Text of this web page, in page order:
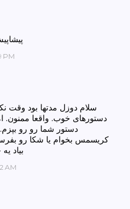
PM
سلام دوزل مدتها بود وقت
دستورهای خوب. واقعا ممنون.
دستور شما رو رو
کریسمس بخوام یا شکا رو
بیاد
AM